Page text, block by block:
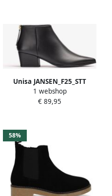
Unisa JANSEN_F25_STT
Dames Laarzen BLACK
1 webshop
€ 89,95
58%